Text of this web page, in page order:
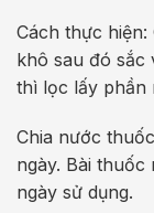
Cách thực
khô sau đó sắc
thì lọc lấy phần
Chia nước
ngày. Bài thuốc
ngày sử dụng.